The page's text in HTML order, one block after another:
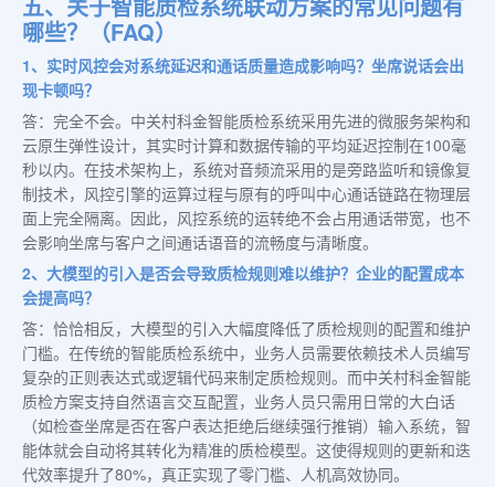
哪些？（FAQ）
1、实时风控会对系统延迟和通话质量造成影响吗？坐席说话会出
现卡顿吗？
答：完全不会。中关村科金智能质检系统采用先进的微服务架构和
云原生弹性设计，其实时计算和数据传输的平均延迟控制在100毫
秒以内。在技术架构上，系统对音频流采用的是旁路监听和镜像复
制技术，风控引擎的运算过程与原有的呼叫中心通话链路在物理层
面上完全隔离。因此，风控系统的运转绝不会占用通话带宽，也不
会影响坐席与客户之间通话语音的流畅度与清晰度。
2、大模型的引入是否会导致质检规则难以维护？企业的配置成本
会提高吗？
答：恰恰相反，大模型的引入大幅度降低了质检规则的配置和维护
门槛。在传统的智能质检系统中，业务人员需要依赖技术人员编写
复杂的正则表达式或逻辑代码来制定质检规则。而中关村科金智能
质检方案支持自然语言交互配置，业务人员只需用日常的大白话
（如检查坐席是否在客户表达拒绝后继续强行推销）输入系统，智
能体就会自动将其转化为精准的质检模型。这使得规则的更新和迭
代效率提升了80%，真正实现了零门槛、人机高效协同。